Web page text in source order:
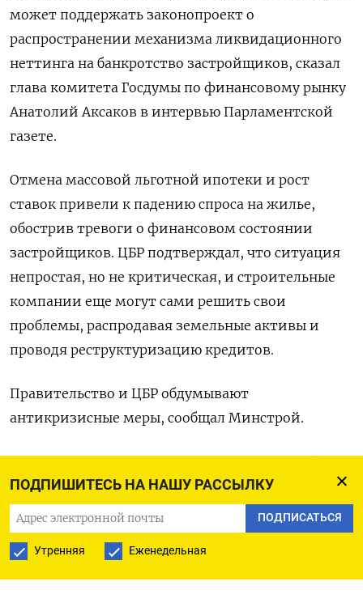
ПОДПИШИТЕСЬ НА НАШУ РАССЫЛКУ
ПОДПИСАТЬСЯ
Утренняя Еженедельная
может поддержать законопроект о
распространении механизма ликвидационного
неттинга на банкротство застройщиков, сказал
глава комитета Госдумы по финансовому рынку
Анатолий Аксаков в интервью Парламентской
газете.
Отмена массовой льготной ипотеки и рост
ставок привели к падению спроса на жилье,
обострив тревоги о финансовом состоянии
застройщиков. ЦБР подтверждал, что ситуация
непростая, но не критическая, и строительные
компании еще могут сами решить свои
проблемы, распродавая земельные активы и
проводя реструктуризацию кредитов.
Правительство и ЦБР обдумывают
антикризисные меры, сообщал Минстрой.
вводит механизм ликвидационного неттинга -
он применяется в случае банкротства - для
прекращения обязательств с застройщиками,
что расширит их возможности по привлечению
средств с фондового рынка.